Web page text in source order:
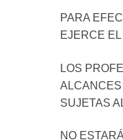
PARA
EJERCE
LOS
SUJETAS
NO